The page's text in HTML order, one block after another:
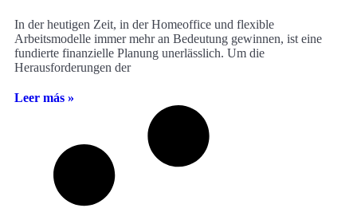
In der heutigen Zeit, in der Homeoffice und flexible
Arbeitsmodelle immer mehr an Bedeutung gewinnen, ist eine
fundierte finanzielle Planung unerlässlich. Um die
Herausforderungen der
Leer más »